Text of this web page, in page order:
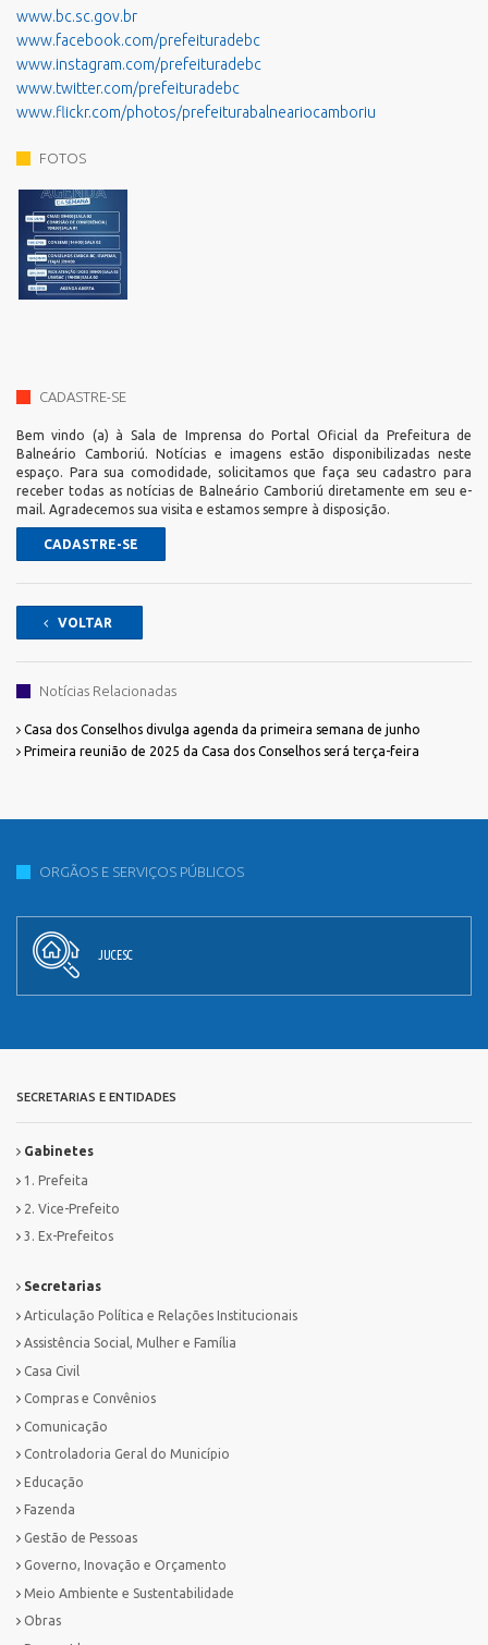
www.bc.sc.gov.br
www.facebook.com/prefeituradebc
www.instagram.com/prefeituradebc
www.twitter.com/prefeituradebc
www.flickr.com/photos/prefeiturabalneariocamboriu
FOTOS
CADASTRE-SE
Bem vindo (a) à Sala de Imprensa do Portal Oficial da Prefeitura de
Balneário Camboriú. Notícias e imagens estão disponibilizadas neste
espaço. Para sua comodidade, solicitamos que faça seu cadastro para
receber todas as notícias de Balneário Camboriú diretamente em seu e-
mail. Agradecemos sua visita e estamos sempre à disposição.
CADASTRE-SE
VOLTAR
Notícias Relacionadas
Casa dos Conselhos divulga agenda da primeira semana de junho
Primeira reunião de 2025 da Casa dos Conselhos será terça-feira
ORGÃOS E SERVIÇOS PÚBLICOS
JUCESC
SECRETARIAS E ENTIDADES
Gabinetes
1. Prefeita
2. Vice-Prefeito
3. Ex-Prefeitos
Secretarias
Articulação Política e Relações Institucionais
Assistência Social, Mulher e Família
Casa Civil
Compras e Convênios
Comunicação
Controladoria Geral do Município
Educação
Fazenda
Gestão de Pessoas
Governo, Inovação e Orçamento
Meio Ambiente e Sustentabilidade
Obras